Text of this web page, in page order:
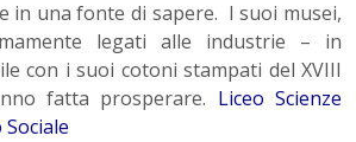
in una fonte di sapere. I suoi musei,
legati alle industrie – in
con i suoi cotoni stampati del XVIII
fatta prosperare. Liceo Scienze